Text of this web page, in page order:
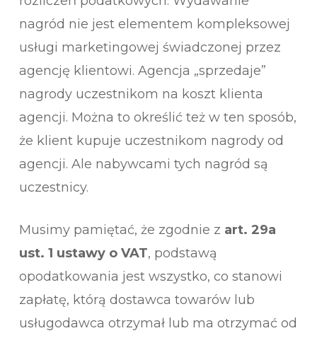
nagród nie jest elementem kompleksowej
usługi marketingowej świadczonej przez
agencję klientowi. Agencja „sprzedaje”
nagrody uczestnikom na koszt klienta
agencji. Można to określić też w ten sposób,
że klient kupuje uczestnikom nagrody od
agencji. Ale nabywcami tych nagród są
uczestnicy.
Musimy pamiętać, że zgodnie z art. 29a
ust. 1 ustawy o VAT, podstawą
opodatkowania jest wszystko, co stanowi
zapłatę, którą dostawca towarów lub
usługodawca otrzymał lub ma otrzymać od